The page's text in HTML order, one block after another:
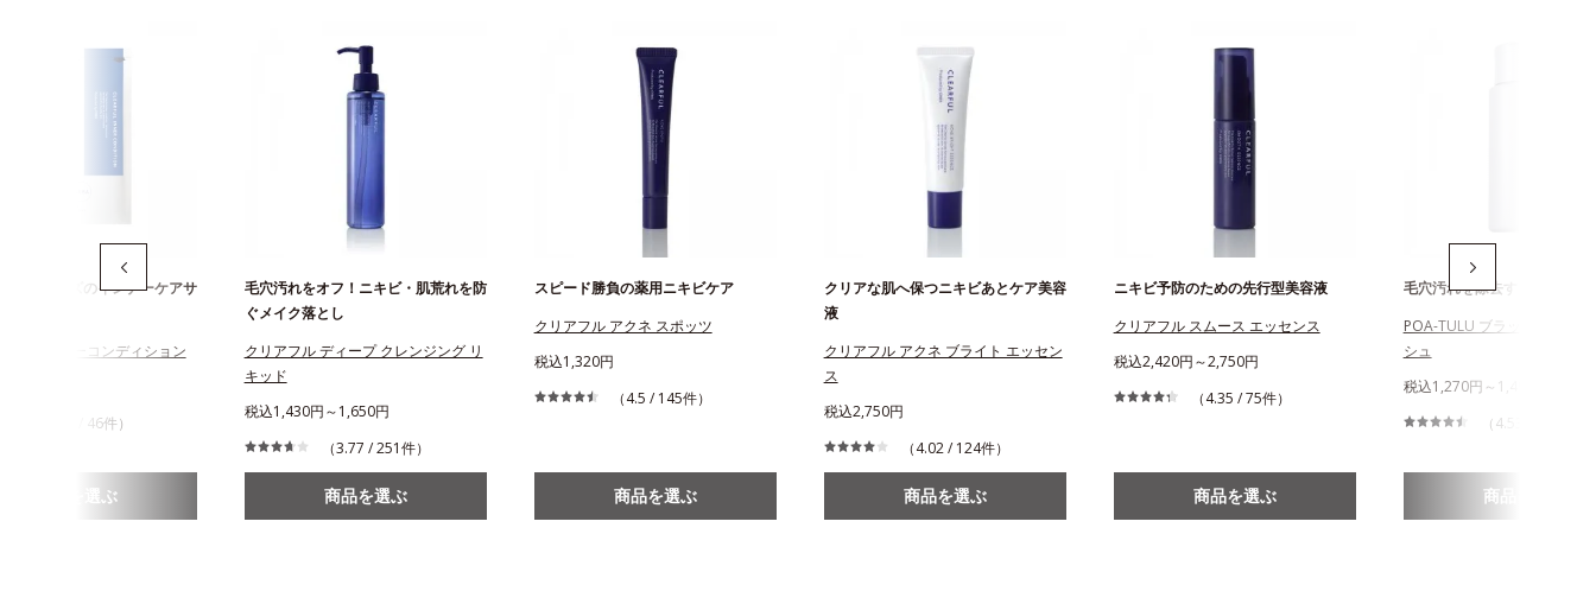
ルシリーズのインナーケアサ
ル インナーコンディション
（4.24 / 46件）
商品を選ぶ
毛穴汚れをオフ！ニキビ・肌荒れを防
ぐメイク落とし
クリアフル ディープ クレンジング リ
キッド
税込1,430円～1,650円
（3.77 / 251件）
商品を選ぶ
スピード勝負の薬用ニキビケア
クリアフル アクネ スポッツ
税込1,320円
（4.5 / 145件）
商品を選ぶ
クリアな肌へ保つニキビあとケア美容
液
クリアフル アクネ ブライト エッセン
ス
税込2,750円
（4.02 / 124件）
商品を選ぶ
ニキビ予防のための先行型美容液
クリアフル スムース エッセンス
税込2,420円～2,750円
（4.35 / 75件）
商品を選ぶ
毛穴汚れを除去する酵素洗顔
POA-TULU ブラックパウダ
シュ
税込1,270円～1,490円
（4.53 / 235件）
商品を選ぶ